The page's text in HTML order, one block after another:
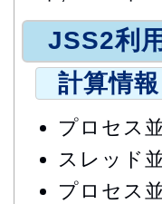
JSS2利
計算情報
プロセス
スレッド
プロセス